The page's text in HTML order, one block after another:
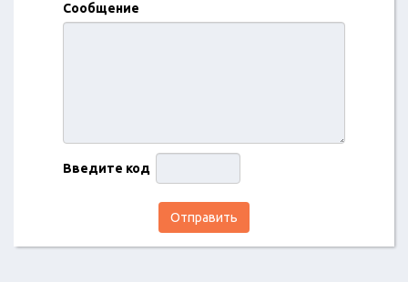
Сообщение
Введите код
Отправить